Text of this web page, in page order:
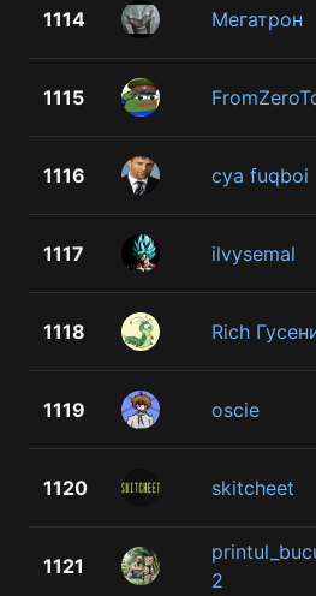
1114 Мегатрон
1115
1116 cya fuqboi
1117 ilvysemal
1118 Rich
1119 oscie
1120 skitcheet
1121
2